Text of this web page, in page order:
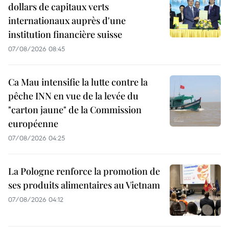
dollars de capitaux verts
internationaux auprès d'une
institution financière suisse
07/08/2026 08:45
Ca Mau intensifie la lutte contre la
pêche INN en vue de la levée du
"carton jaune" de la Commission
européenne
07/08/2026 04:25
La Pologne renforce la promotion de
ses produits alimentaires au Vietnam
07/08/2026 04:12